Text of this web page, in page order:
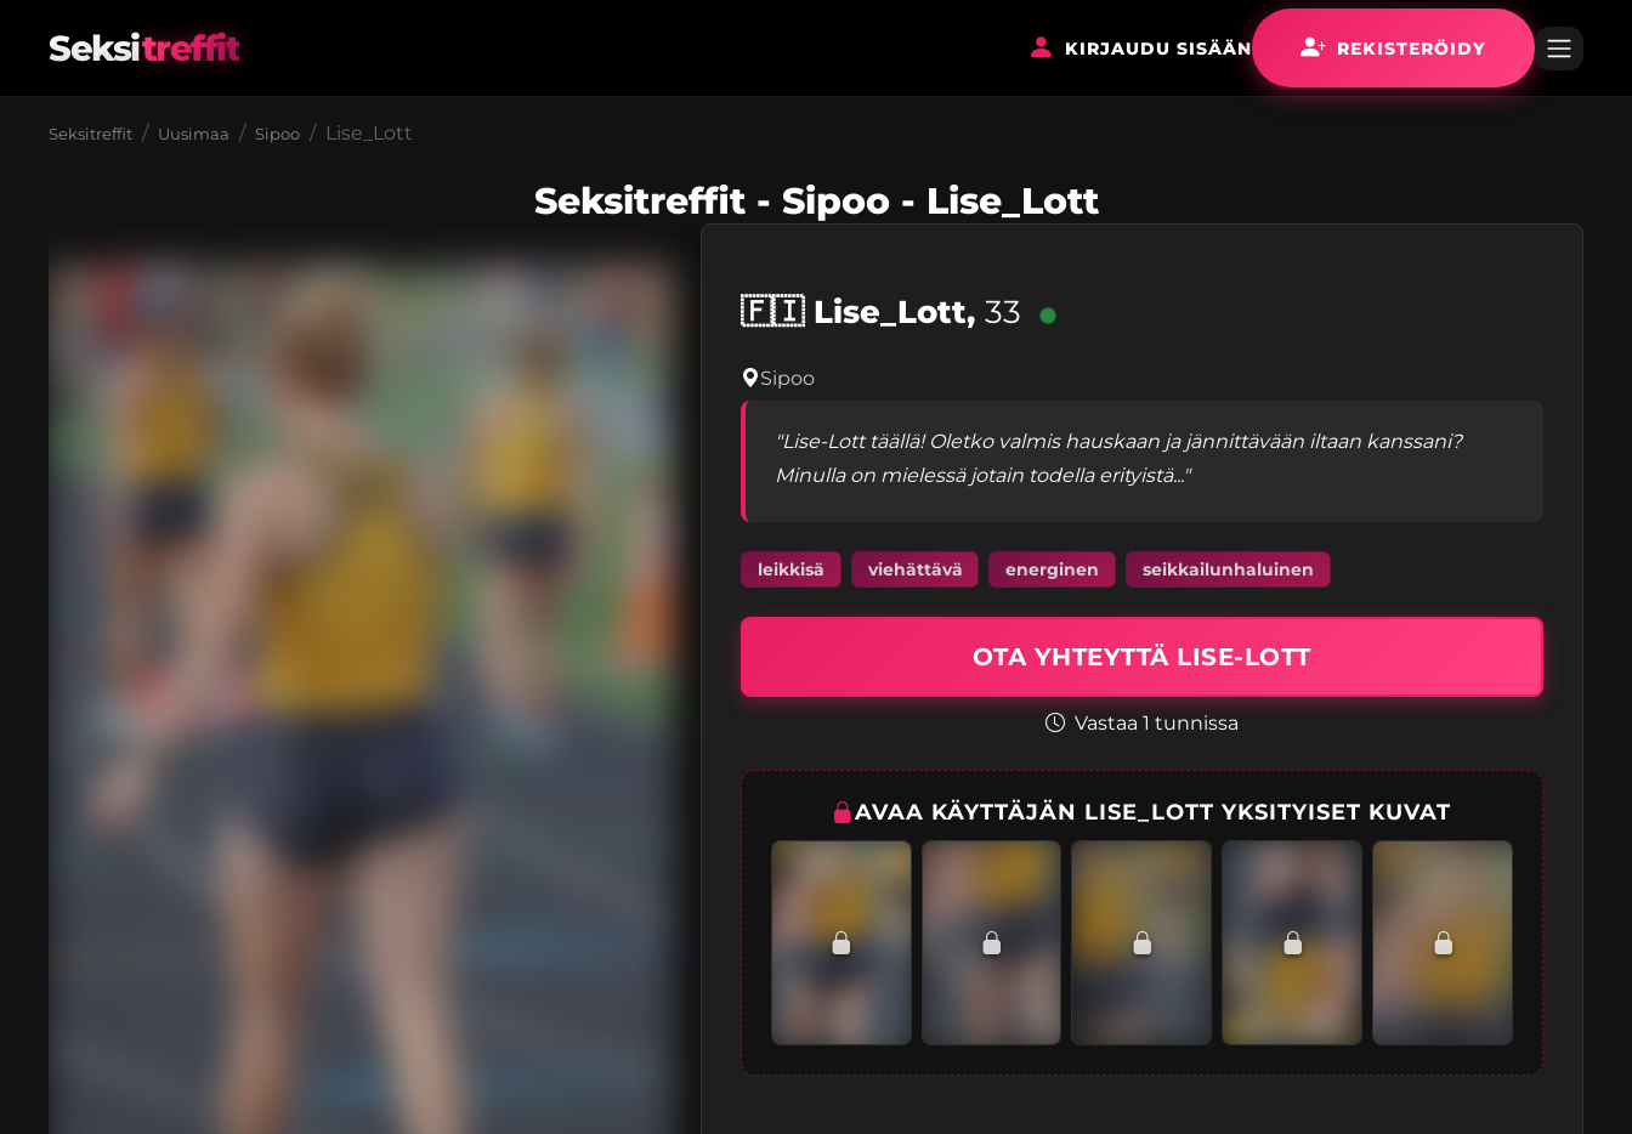
Seksitreffit KIRJAUDU SISÄÄN REKISTERÖIDY
Seksitreffit Uusimaa Sipoo Lise_Lott
Seksitreffit - Sipoo - Lise_Lott
🇫🇮Lise_Lott, 33
Sipoo
"Lise-Lott täällä! Oletko valmis hauskaan ja jännittävään iltaan kanssani?
Minulla on mielessä jotain todella erityistä..."
leikkisä viehättävä energinen seikkailunhaluinen
OTA YHTEYTTÄ LISE-LOTT
Vastaa 1 tunnissa
AVAA KÄYTTÄJÄN LISE_LOTT YKSITYISET KUVAT